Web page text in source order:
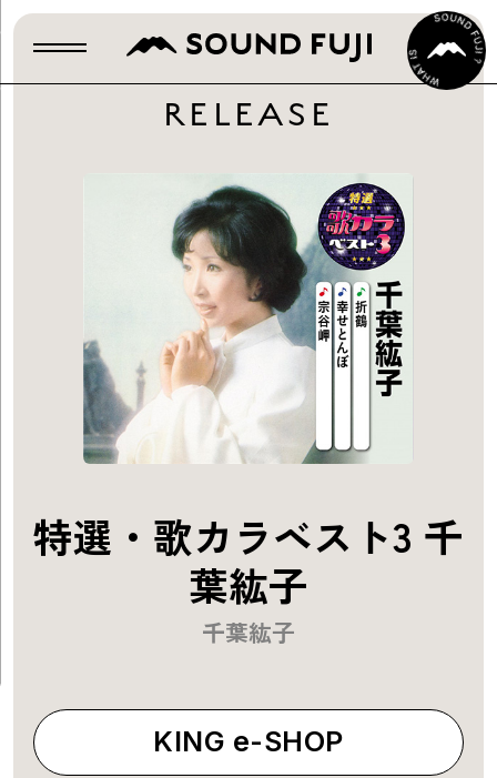
RELEASE
特選・歌カラベスト3 千
葉紘子
千葉紘子
KING e-SHOP